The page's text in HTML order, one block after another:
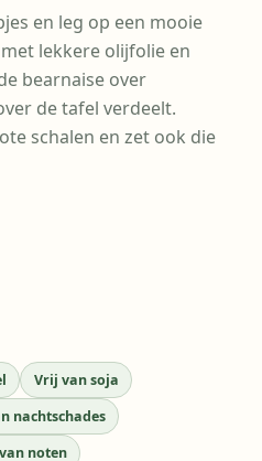
en leg op een mooie
lekkere olijfolie en
bearnaise over
de tafel verdeelt.
schalen en zet ook die
Vrij van soja
nachtschades
noten